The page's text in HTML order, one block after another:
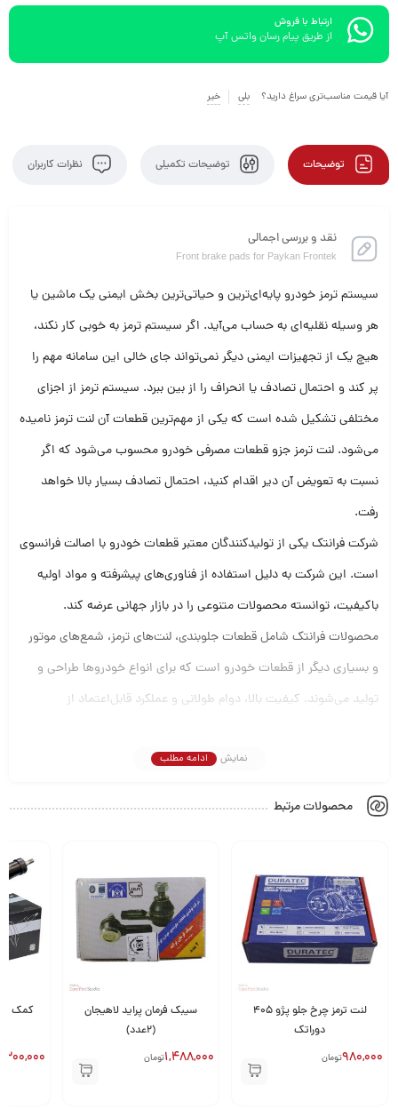
ارتباط با فروش
از طریق پیام رسان واتس آپ
آیا قیمت مناسب‌تری سراغ دارید؟ بلی خیر
توضیحات توضیحات تکمیلی نظرات کاربران
نقد و بررسی اجمالی
Front brake pads for Paykan Frontek
سیستم ترمز خودرو پایه‌ای‌ترین و حیاتی‌ترین بخش ایمنی یک ماشین یا
هر وسیله نقلیه‌ای به حساب می‌آید. اگر سیستم ترمز به خوبی کار نکند،
هیچ یک از تجهیزات ایمنی دیگر نمی‌تواند جای خالی این سامانه مهم را
پر کند و احتمال تصادف یا انحراف را از بین ببرد. سیستم ترمز از اجزای
مختلفی تشکیل شده است که یکی از مهم‌ترین قطعات آن لنت ترمز نامیده
می‌شود. لنت ترمز جزو قطعات مصرفی خودرو محسوب می‌شود که اگر
نسبت به تعویض آن دیر اقدام کنید، احتمال تصادف بسیار بالا خواهد
رفت.
شرکت فرانتک یکی از تولیدکنندگان معتبر قطعات خودرو با اصالت فرانسوی
است. این شرکت به دلیل استفاده از فناوری‌های پیشرفته و مواد اولیه
باکیفیت، توانسته محصولات متنوعی را در بازار جهانی عرضه کند.
محصولات فرانتک شامل قطعات جلوبندی، لنت‌های ترمز، شمع‌های موتور
و بسیاری دیگر از قطعات خودرو است که برای انواع خودروها طراحی و
تولید می‌شوند. کیفیت بالا، دوام طولانی و عملکرد قابل‌اعتماد از
نمایش ادامه مطلب
محصولات مرتبط
لنت ترمز چرخ جلو پژو ۴۰۵
دوراتک
980,000تومان
سیبک فرمان پراید لاهیجان
(2عدد)
1,488,000تومان
کمک فنر